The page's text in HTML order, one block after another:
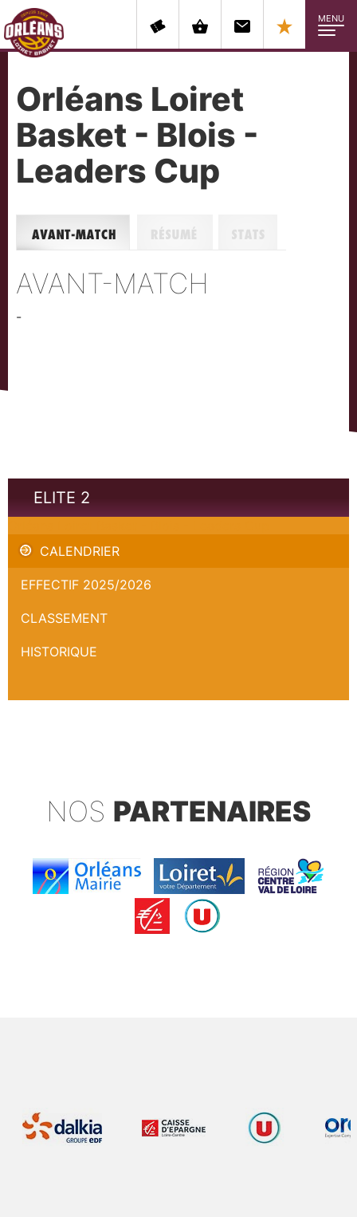
MENU
Orléans Loiret
Basket - Blois -
Leaders Cup
AVANT-MATCH
-
ELITE 2
CALENDRIER
EFFECTIF 2025/2026
CLASSEMENT
HISTORIQUE
NOS PARTENAIRES